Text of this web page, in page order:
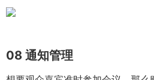
08 通知管理